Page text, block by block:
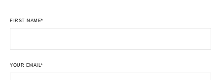
FIRST NAME*
YOUR EMAIL*